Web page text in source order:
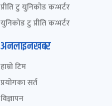
प्रीति टु युनिकोड कन्भर्टर
युनिकोड टु प्रीति कन्भर्टर
अनलाइनखबर
हाम्रो टिम
प्रयोगका सर्त
विज्ञापन